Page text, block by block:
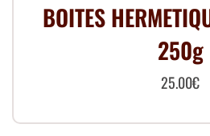
BOITES
250g
25.00€